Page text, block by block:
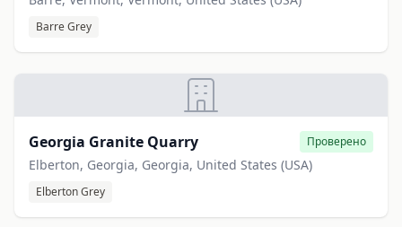
Barre Grey
Georgia Granite Quarry Проверено
Elberton, Georgia, Georgia, United States (USA)
Elberton Grey